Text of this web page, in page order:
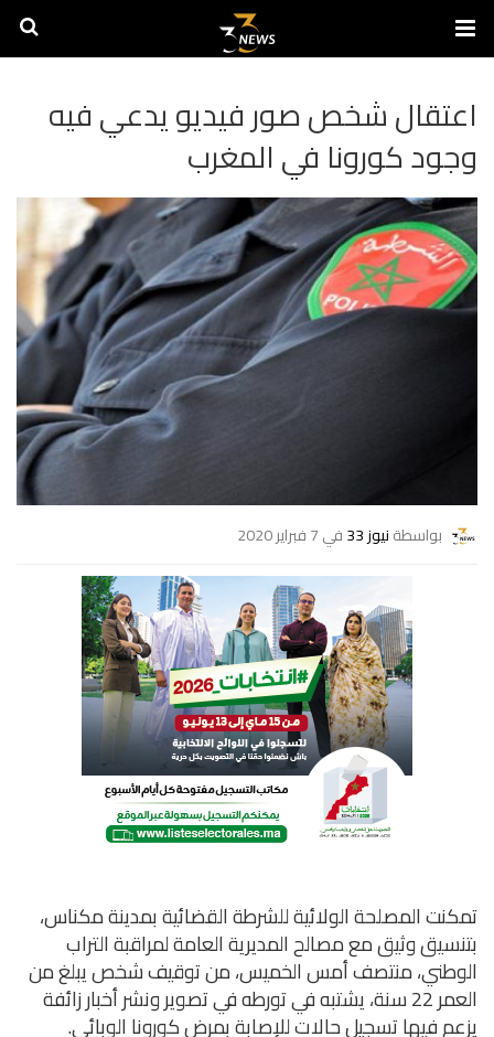
اعتقال شخص صور فيديو يدعي فيه
وجود كورونا في المغرب
بواسطةنيوز 33 في 7 فبراير 2020
تمكنت المصلحة الولائية للشرطة القضائية بمدينة مكناس،
بتنسيق وثيق مع مصالح المديرية العامة لمراقبة التراب
الوطني، منتصف أمس الخميس، من توقيف شخص يبلغ من
العمر 22 سنة، يشتبه في تورطه في تصوير ونشر أخبار زائفة
يزعم فيها تسجيل حالات للإصابة بمرض كورونا الوبائي.